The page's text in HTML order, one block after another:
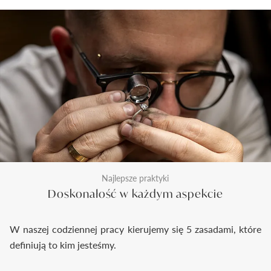
Najlepsze praktyki
Doskonałość w każdym aspekcie
W naszej codziennej pracy kierujemy się 5 zasadami, które
definiują to kim jesteśmy.